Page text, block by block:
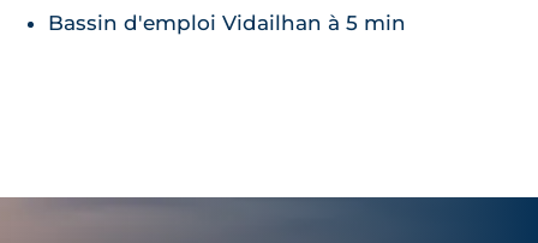
Bassin d'emploi Vidailhan à 5 min